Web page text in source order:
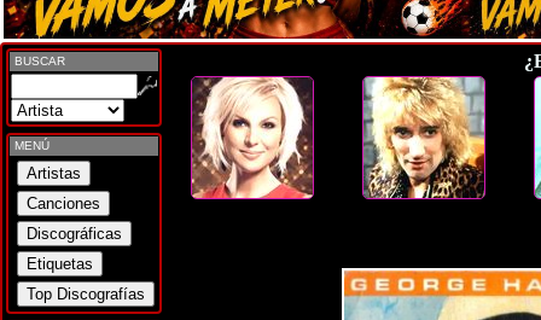
BUSCAR
MENÚ